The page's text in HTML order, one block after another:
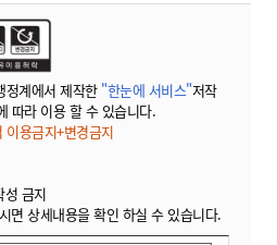
정계에서 제작한 "한눈에 서비스"저작
따라 이용 할 수 있습니다.
용금지+변경금지
성 금지
면 상세내용을 확인 하실 수 있습니다.